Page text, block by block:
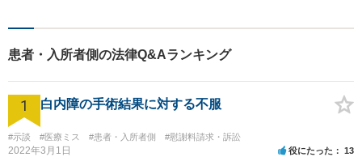
思っています。
患者・入所者側の法律Q&Aランキング
1 白内障の手術結果に対する不服
#示談 #医療ミス #患者・入所者側 #慰謝料請求・訴訟
2022年3月1日 役にたった 13